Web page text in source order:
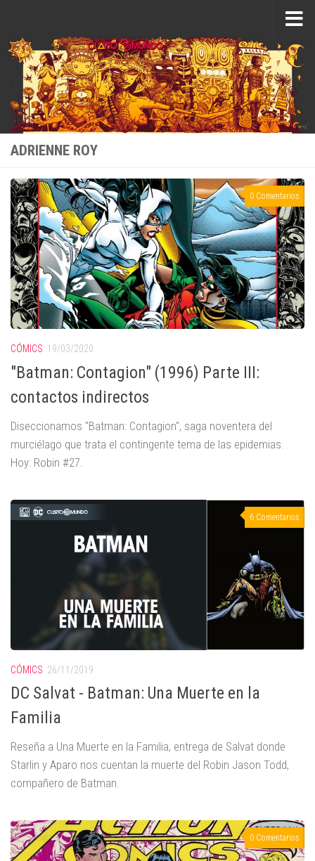
ADRIENNE ROY
0 Comentarios
CÓMICS 19/03/2020
"Batman: Contagion" (1996) Parte III:
contactos indirectos
Diseccionamos "Batman: Contagion", saga noventera del
murciélago que trata el contingente tema de las epidemias.
Hoy: Robin #27.
6 Comentarios
CÓMICS 26/11/2019
DC Salvat - Batman: Una Muerte en la
Familia
Reseña a Una Muerte en la Familia, entrega de Salvat donde
Starlin y Aparo nos cuentan la muerte del Robin Jason Todd,
compañero de Batman.
0 Comentarios